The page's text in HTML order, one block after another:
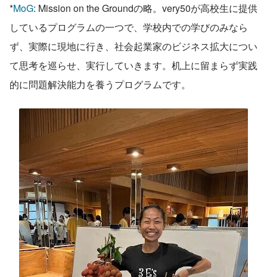
*MoG: Mission on the Groundの略。very50が高校生に提供
しているプログラムの一つで、学校内での学びのみなら
ず、実際に現地に行き、社会起業家のビジネス拡大につい
て思考を巡らせ、実行していきます。机上に留まらず実践
的に問題解決能力を養うプログラムです。